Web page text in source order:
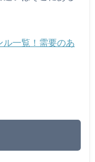
ル一覧！需要のあ